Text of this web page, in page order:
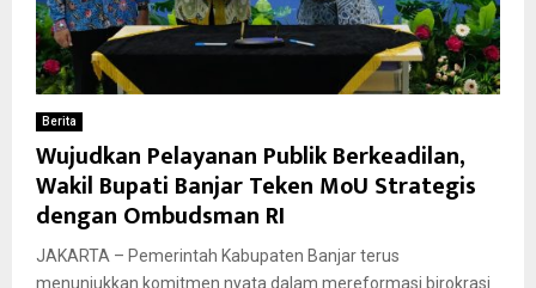
Berita
Wujudkan Pelayanan Publik Berkeadilan,
Wakil Bupati Banjar Teken MoU Strategis
dengan Ombudsman RI
​JAKARTA – Pemerintah Kabupaten Banjar terus
menunjukkan komitmen nyata dalam mereformasi birokrasi